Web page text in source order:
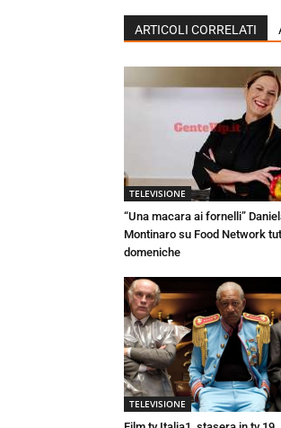
ARTICOLI CORRELATI
TELEVISIONE
“Una macara ai fornelli”
Montinaro su Food Network
domeniche
TELEVISIONE